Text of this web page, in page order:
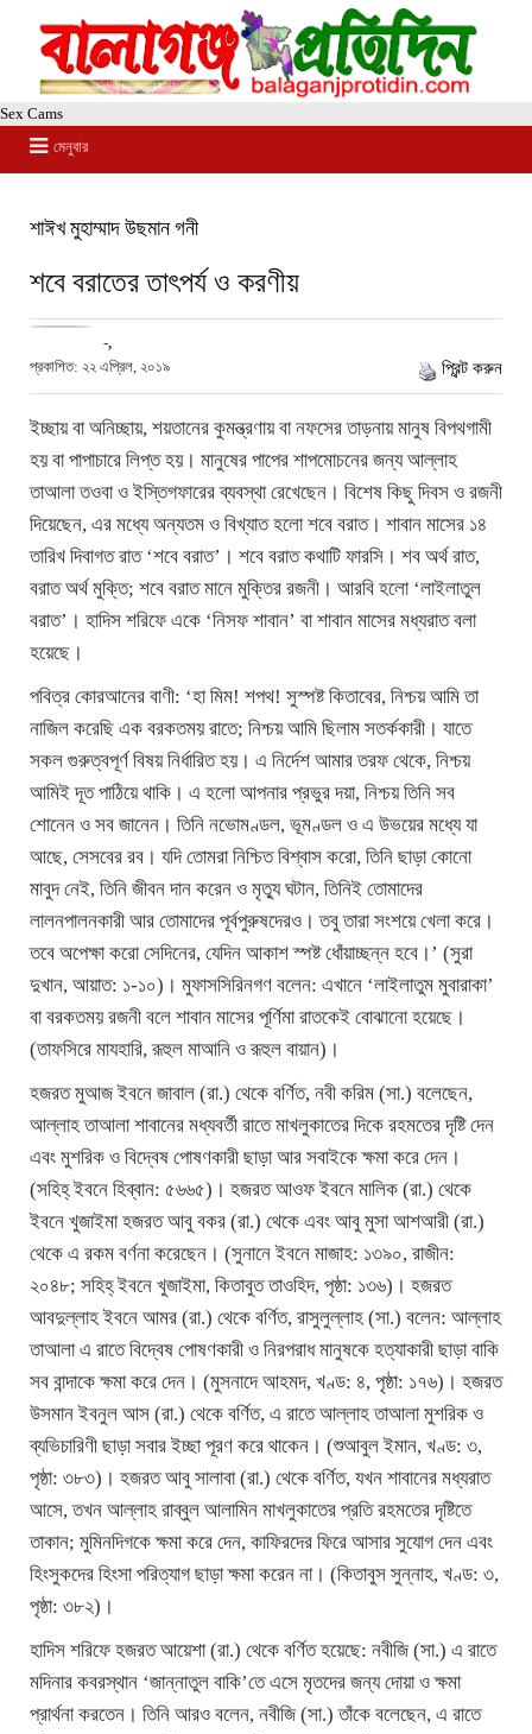
Sex Cams
মেনুবার
শাঈখ মুহাম্মাদ উছমান গনী
শবে বরাতের তাৎপর্য ও করণীয়
-,
প্রকাশিত: ২২ এপ্রিল, ২০১৯
প্রিন্ট করুন
ইচ্ছায় বা অনিচ্ছায়, শয়তানের কুমন্ত্রণায় বা নফসের তাড়নায় মানুষ বিপথগামী
হয় বা পাপাচারে লিপ্ত হয়। মানুষের পাপের শাপমোচনের জন্য আল্লাহ
তাআলা তওবা ও ইস্তিগফারের ব্যবস্থা রেখেছেন। বিশেষ কিছু দিবস ও রজনী
দিয়েছেন, এর মধ্যে অন্যতম ও বিখ্যাত হলো শবে বরাত। শাবান মাসের ১৪
তারিখ দিবাগত রাত ‘শবে বরাত’। শবে বরাত কথাটি ফারসি। শব অর্থ রাত,
বরাত অর্থ মুক্তি; শবে বরাত মানে মুক্তির রজনী। আরবি হলো ‘লাইলাতুল
বরাত’। হাদিস শরিফে একে ‘নিসফ শাবান’ বা শাবান মাসের মধ্যরাত বলা
হয়েছে।
পবিত্র কোরআনের বাণী: ‘হা মিম! শপথ! সুস্পষ্ট কিতাবের, নিশ্চয় আমি তা
নাজিল করেছি এক বরকতময় রাতে; নিশ্চয় আমি ছিলাম সতর্ককারী। যাতে
সকল গুরুত্বপূর্ণ বিষয় নির্ধারিত হয়। এ নির্দেশ আমার তরফ থেকে, নিশ্চয়
আমিই দূত পাঠিয়ে থাকি। এ হলো আপনার প্রভুর দয়া, নিশ্চয় তিনি সব
শোনেন ও সব জানেন। তিনি নভোমণ্ডল, ভূমণ্ডল ও এ উভয়ের মধ্যে যা
আছে, সেসবের রব। যদি তোমরা নিশ্চিত বিশ্বাস করো, তিনি ছাড়া কোনো
মাবুদ নেই, তিনি জীবন দান করেন ও মৃত্যু ঘটান, তিনিই তোমাদের
লালনপালনকারী আর তোমাদের পূর্বপুরুষদেরও। তবু তারা সংশয়ে খেলা করে।
তবে অপেক্ষা করো সেদিনের, যেদিন আকাশ স্পষ্ট ধোঁয়াচ্ছন্ন হবে।’ (সুরা
দুখান, আয়াত: ১-১০)। মুফাসসিরিনগণ বলেন: এখানে ‘লাইলাতুম মুবারাকা’
বা বরকতময় রজনী বলে শাবান মাসের পূর্ণিমা রাতকেই বোঝানো হয়েছে।
(তাফসিরে মাযহারি, রূহুল মাআনি ও রূহুল বায়ান)।
হজরত মুআজ ইবনে জাবাল (রা.) থেকে বর্ণিত, নবী করিম (সা.) বলেছেন,
আল্লাহ তাআলা শাবানের মধ্যবর্তী রাতে মাখলুকাতের দিকে রহমতের দৃষ্টি দেন
এবং মুশরিক ও বিদ্বেষ পোষণকারী ছাড়া আর সবাইকে ক্ষমা করে দেন।
(সহিহ্ ইবনে হিব্বান: ৫৬৬৫)। হজরত আওফ ইবনে মালিক (রা.) থেকে
ইবনে খুজাইমা হজরত আবু বকর (রা.) থেকে এবং আবু মুসা আশআরী (রা.)
থেকে এ রকম বর্ণনা করেছেন। (সুনানে ইবনে মাজাহ: ১৩৯০, রাজীন:
২০৪৮; সহিহ্ ইবনে খুজাইমা, কিতাবুত তাওহিদ, পৃষ্ঠা: ১৩৬)। হজরত
আবদুল্লাহ ইবনে আমর (রা.) থেকে বর্ণিত, রাসুলুল্লাহ (সা.) বলেন: আল্লাহ
তাআলা এ রাতে বিদ্বেষ পোষণকারী ও নিরপরাধ মানুষকে হত্যাকারী ছাড়া বাকি
সব বান্দাকে ক্ষমা করে দেন। (মুসনাদে আহমদ, খণ্ড: ৪, পৃষ্ঠা: ১৭৬)। হজরত
উসমান ইবনুল আস (রা.) থেকে বর্ণিত, এ রাতে আল্লাহ তাআলা মুশরিক ও
ব্যভিচারিণী ছাড়া সবার ইচ্ছা পূরণ করে থাকেন। (শুআবুল ইমান, খণ্ড: ৩,
পৃষ্ঠা: ৩৮৩)। হজরত আবু সালাবা (রা.) থেকে বর্ণিত, যখন শাবানের মধ্যরাত
আসে, তখন আল্লাহ রাব্বুল আলামিন মাখলুকাতের প্রতি রহমতের দৃষ্টিতে
তাকান; মুমিনদিগকে ক্ষমা করে দেন, কাফিরদের ফিরে আসার সুযোগ দেন এবং
হিংসুকদের হিংসা পরিত্যাগ ছাড়া ক্ষমা করেন না। (কিতাবুস সুন্নাহ, খণ্ড: ৩,
পৃষ্ঠা: ৩৮২)।
হাদিস শরিফে হজরত আয়েশা (রা.) থেকে বর্ণিত হয়েছে: নবীজি (সা.) এ রাতে
মদিনার কবরস্থান ‘জান্নাতুল বাকি’তে এসে মৃতদের জন্য দোয়া ও ক্ষমা
প্রার্থনা করতেন। তিনি আরও বলেন, নবীজি (সা.) তাঁকে বলেছেন, এ রাতে